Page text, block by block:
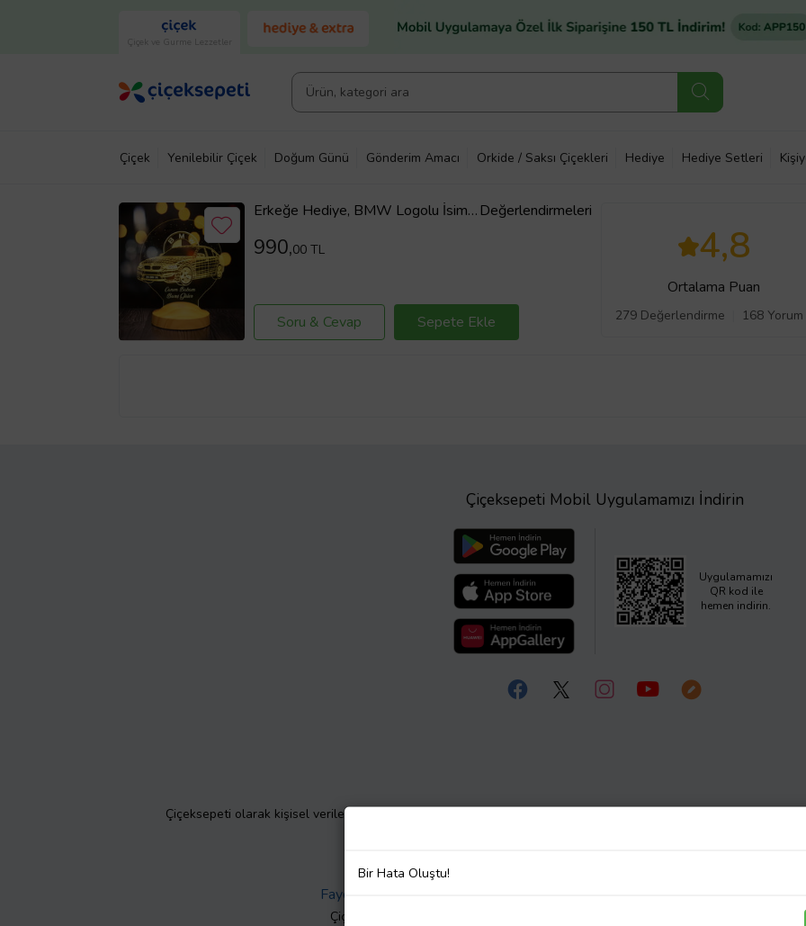
Çiçek ve Gurme Lezzetler
Çiçek Yenilebilir Çiçek Doğum Günü Gönderim Amacı Orkide / Saksı Çiçekleri Hediye Hediye Setleri
Erkeğe Hediye, BMW Logolu İsimli
Hayranlarına Hediye 3D Led Lamba
Değerlendirmeleri
990,00 TL
Soru & Cevap Sepete Ekle
4,8
Ortalama Puan
279 Değerlendirme 168 Yorum
Çiçeksepeti Mobil Uygulamamızı İndirin
Uygulamamızı
QR kod ile
hemen indirin.
Çiçeksepeti olarak kişisel verilerinizin gizliliğini önemsiyoruz. Şirketimizin kişisel veri işleme süreçleri hakkında
Faydalı Bilgiler
Çiçek Bakımı
Bir Hata Oluştu!